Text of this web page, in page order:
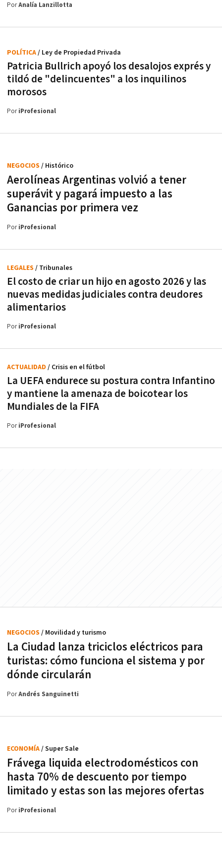
PorAnalía Lanzillotta
Patricia Bullrich apoyó los desalojos exprés y
tildó de "delincuentes" a los inquilinos
morosos
POLÍTICA/ Ley de Propiedad Privada
PoriProfesional
Aerolíneas Argentinas volvió a tener
superávit y pagará impuesto a las
Ganancias por primera vez
NEGOCIOS / Histórico
PoriProfesional
El costo de criar un hijo en agosto 2026 y las
nuevas medidas judiciales contra deudores
alimentarios
LEGALES / Tribunales
PoriProfesional
La UEFA endurece su postura contra Infantino
y mantiene la amenaza de boicotear los
Mundiales de la FIFA
ACTUALIDAD / Crisis en el fútbol
PoriProfesional
La Ciudad lanza triciclos eléctricos para
turistas: cómo funciona el sistema y por
dónde circularán
NEGOCIOS / Movilidad y turismo
PorAndrés Sanguinetti
Frávega liquida electrodomésticos con
hasta 70% de descuento por tiempo
limitado y estas son las mejores ofertas
ECONOMÍA/ Super Sale
PoriProfesional